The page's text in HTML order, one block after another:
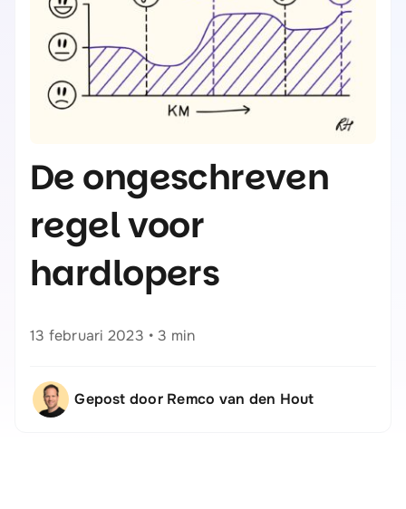
De ongeschreven
regel voor
hardlopers
13 februari 2023 • 3 min
Gepost door Remco van den Hout